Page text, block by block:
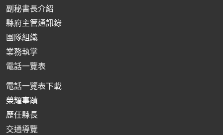
副秘書長介紹
縣府主管通訊錄
團隊組織
業務執掌
電話一覽表
電話一覽表下載
榮耀事蹟
歷任縣長
交通導覽